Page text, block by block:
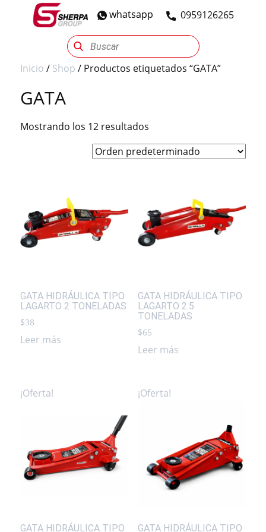
​0959126265
whatsapp
Sherpa Group Reencauche Automotriz
Inicio / Shop / Productos etiquetados “GATA”
GATA
Mostrando los 12 resultados
GATA HIDRÁULICA TIPO
LAGARTO 2 TONELADAS
$38
Leer más
GATA HIDRÁULICA TIPO
LAGARTO 2.5
TONELADAS
$65
Leer más
¡Oferta!
GATA HIDRÁULICA TIPO
¡Oferta!
GATA HIDRÁULICA TIPO